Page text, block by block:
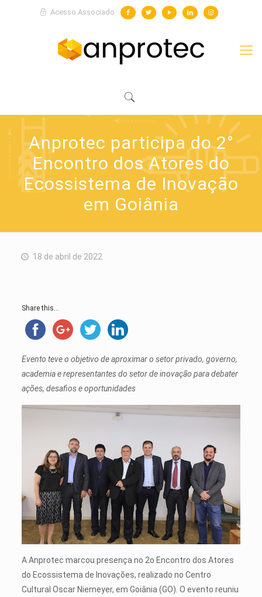
Acesso Associado
Anprotec participa do 2°
Encontro dos Atores do
Ecossistema de Inovação
em Goiânia
18 de abril de 2022
Share this...
Evento teve o objetivo de aproximar o setor privado, governo,
academia e representantes do setor de inovação para debater
ações, desafios e oportunidades
A Anprotec marcou presença no 2o Encontro dos Atores
do Ecossistema de Inovações, realizado no Centro
Cultural Oscar Niemeyer, em Goiânia (GO). O evento reuniu